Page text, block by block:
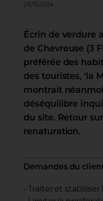
28/11/2024
Écrin de verdure
de Chevreuse (3
préférée des
des touristes, ‘la
montrait
déséquilibre
du site. Retour
renaturation.
Demandes du
• Traiter et stabiliser